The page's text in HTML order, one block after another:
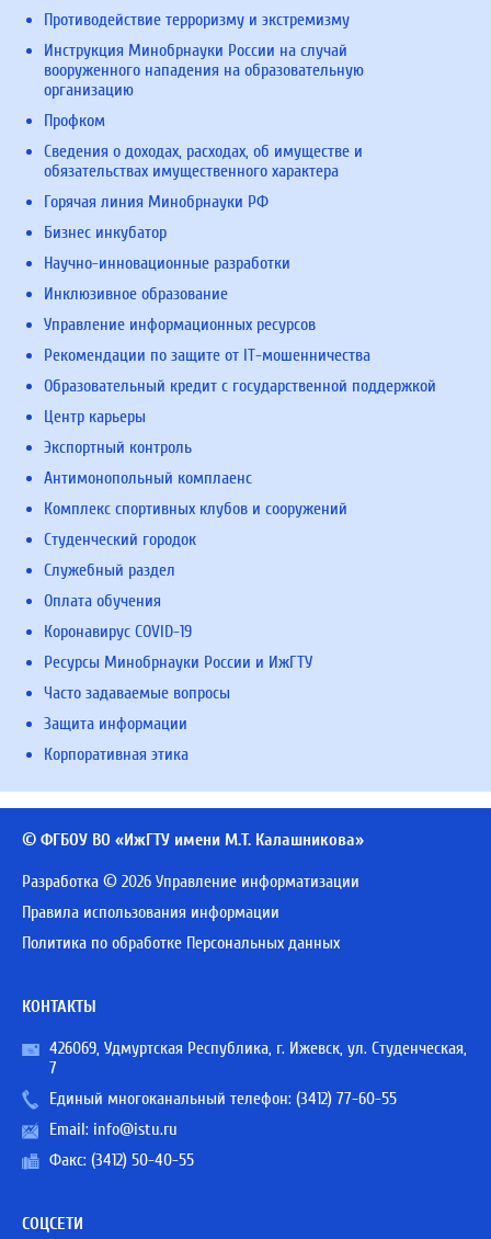
Противодействие терроризму и экстремизму
Инструкция Минобрнауки России на случай
вооруженного нападения на образовательную
организацию
Профком
Сведения о доходах, расходах, об имуществе и
обязательствах имущественного характера
Горячая линия Минобрнауки РФ
Бизнес инкубатор
Научно-инновационные разработки
Инклюзивное образование
Управление информационных ресурсов
Рекомендации по защите от IT-мошенничества
Образовательный кредит с государственной поддержкой
Центр карьеры
Экспортный контроль
Антимонопольный комплаенс
Комплекс спортивных клубов и сооружений
Студенческий городок
Служебный раздел
Оплата обучения
Коронавирус COVID-19
Ресурсы Минобрнауки России и ИжГТУ
Часто задаваемые вопросы
Защита информации
Корпоративная этика
© ФГБОУ ВО «ИжГТУ имени М.Т. Калашникова»
Разработка © 2026 Управление информатизации
Правила использования информации
Политика по обработке Персональных данных
КОНТАКТЫ
426069, Удмуртская Республика, г. Ижевск, ул. Студенческая,
7
Единый многоканальный телефон: (3412) 77-60-55
Email: info@istu.ru
Факс: (3412) 50-40-55
СОЦСЕТИ